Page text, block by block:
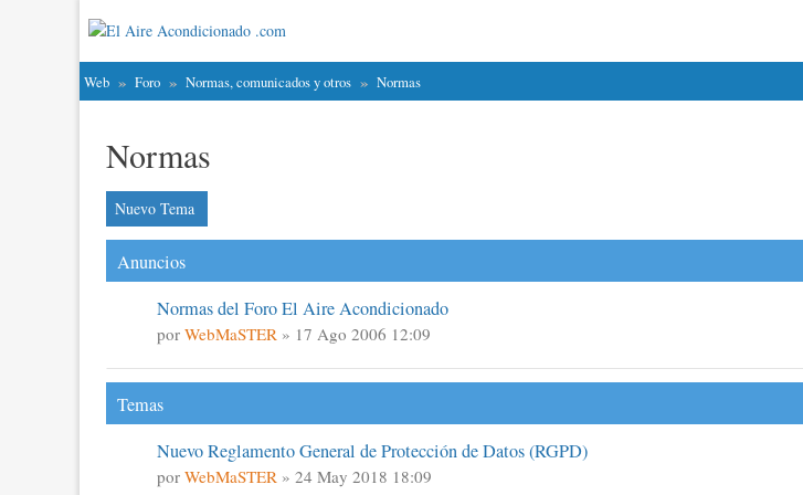
Web Foro Normas, comunicados y otros Normas
Normas
Nuevo Tema
Anuncios
Normas del Foro El Aire Acondicionado
por WebMaSTER » 17 Ago 2006 12:09
Temas
Nuevo Reglamento General de Protección de Datos (RGPD)
por WebMaSTER » 24 May 2018 18:09